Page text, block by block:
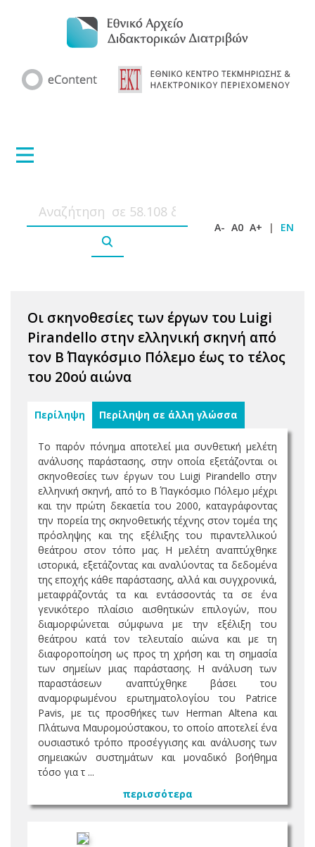
A- A0 A+ | EN
Οι σκηνοθεσίες των έργων του Luigi
Pirandello στην ελληνική σκηνή από
τον Β΄ Παγκόσμιο Πόλεμο έως το τέλος
του 20ού αιώνα
Περίληψη Περίληψη σε άλλη γλώσσα
Το παρόν πόνημα αποτελεί μια συνθετική μελέτη
ανάλυσης παράστασης, στην οποία εξετάζονται οι
σκηνοθεσίες των έργων του Luigi Pirandello στην
ελληνική σκηνή, από το Β΄ Παγκόσμιο Πόλεμο μέχρι
και την πρώτη δεκαετία του 2000, καταγράφοντας
την πορεία της σκηνοθετικής τέχνης στον τομέα της
πρόσληψης και της εξέλιξης του πιραντελλικού
θεάτρου στον τόπο μας. Η μελέτη αναπτύχθηκε
ιστορικά, εξετάζοντας και αναλύοντας τα δεδομένα
της εποχής κάθε παράστασης, αλλά και συγχρονικά,
μεταφράζοντάς τα και εντάσσοντάς τα σε ένα
γενικότερο πλαίσιο αισθητικών επιλογών, που
διαμορφώνεται σύμφωνα με την εξέλιξη του
θεάτρου κατά τον τελευταίο αιώνα και με τη
διαφοροποίηση ως προς τη χρήση και τη σημασία
των σημείων μιας παράστασης. Η ανάλυση των
παραστάσεων αναπτύχθηκε βάσει του
αναμορφωμένου ερωτηματολογίου του Patrice
Pavis, με τις προσθήκες των Ηerman Altena και
Πλάτωνα Μαυρομούστακου, το οποίο αποτελεί ένα
ουσιαστικό τρόπο προσέγγισης και ανάλυσης των
σημειακών συστημάτων και μοναδικό βοήθημα
τόσο για τ ...
περισσότερα